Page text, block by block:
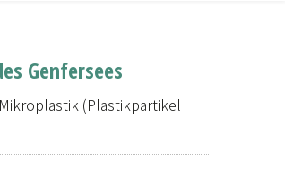
Genfersees
(Plastikpartikel